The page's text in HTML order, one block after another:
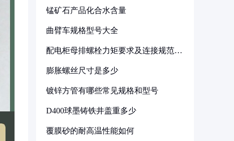
锰矿石产品化合水含量
曲臂车规格型号大全
配电柜母排螺栓力矩要求及连接规范详
膨胀螺丝尺寸是多少
镀锌方管有哪些常见规格和型号
D400球墨铸铁井盖重多少
覆膜砂的耐高温性能如何